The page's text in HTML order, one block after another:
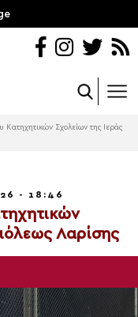
Κατηχητικών Σχολείων της Ιεράς
- 18:46
Λαρίσης